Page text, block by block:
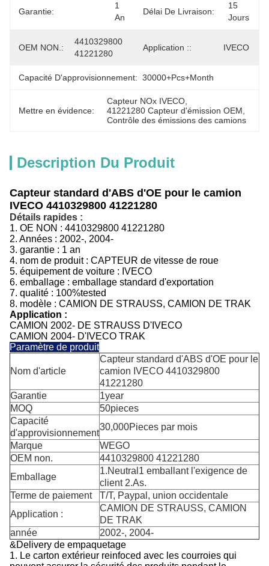
Garantie:
1
An
Délai De Livraison:
15
Jours
OEM NON.:
4410329800
41221280
Application :: IVECO
Capacité D'approvisionnement: 30000+Pcs+Month
Mettre en évidence:
Capteur NOx IVECO
41221280 Capteur d'émission OEM
Contrôle des émissions des camions
Description Du Produit
Capteur standard d'ABS d'OE pour le camion
IVECO 4410329800 41221280
Détails rapides :
1. OE NON : 4410329800 41221280
2. Années : 2002-, 2004-
3. garantie : 1 an
4. nom de produit : CAPTEUR de vitesse de roue
5. équipement de voiture : IVECO
6. emballage : emballage standard d'exportation
7. qualité : 100%tested
8. modèle : CAMION DE STRAUSS, CAMION DE TRAK
Application :
CAMION 2002- DE STRAUSS D'IVECO
CAMION 2004- D'IVECO TRAK
Paramètre de produit
Nom d'article
Capteur standard d'ABS d'OE pour le
camion IVECO 4410329800
41221280
Garantie
1year
MOQ
50pieces
Capacité
d'approvisionnement
30,000Pieces par mois
Marque
WEGO
OEM non.
4410329800 41221280
Emballage
1.Neutral1 emballant l'exigence de
client 2.As.
Terme de paiement
T/T, Paypal, union occidentale
Application :
CAMION DE STRAUSS, CAMION
DE TRAK
année
2002-, 2004-
&Delivery de empaquetage
1. Le carton extérieur reinfoced avec les courroies qui